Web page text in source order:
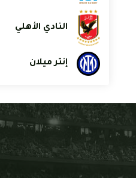
النادي الأهلي
إنتر ميلان